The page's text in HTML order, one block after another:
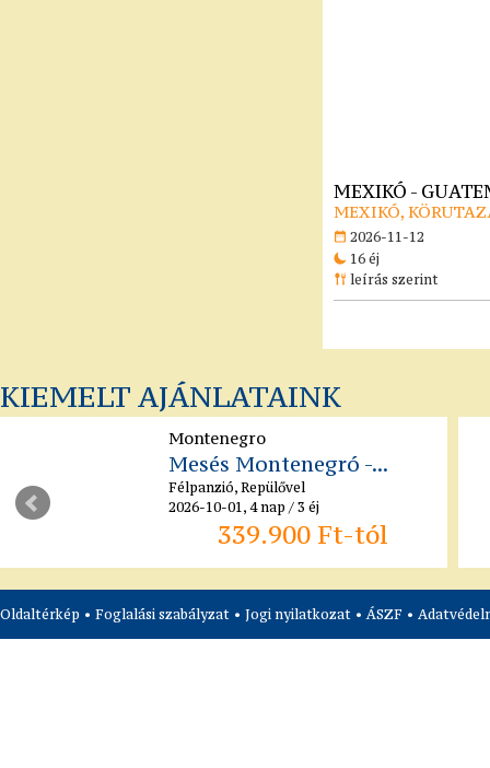
MEXIKÓ -
MEXIKÓ,
2026-11-12
16 éj
leírás szerint
KIEMELT AJÁNLATAINK
Montenegro
Mesés Montenegró -...
Félpanzió, Repülővel
2026-10-01, 4 nap / 3 éj
339.900 Ft-tól
Oldaltérkép • Foglalási szabályzat • Jogi nyilatkozat • ÁSZF •